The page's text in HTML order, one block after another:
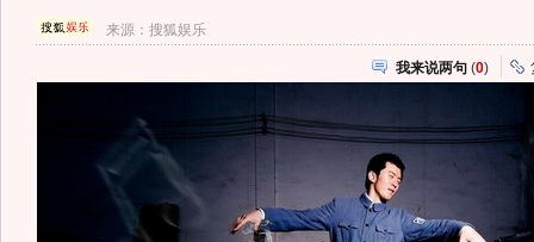
来源：搜狐娱乐
我来说两句 (0)